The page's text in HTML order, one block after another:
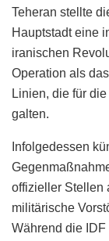
Teheran stellte
Hauptstadt eine
iranischen
Operation als
Linien, die für
galten.
Infolgedessen
offizieller Stellen
militärische
Während die